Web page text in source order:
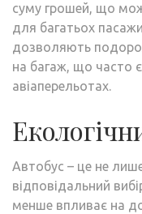
суму грошей, що
для багатьох
дозволяють
на багаж, що часто
авіаперельотах.
Автобус – це не
відповідальний
менше впливає на